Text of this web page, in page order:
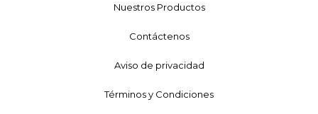
Nuestros Productos
Contáctenos
Aviso de privacidad
Términos y Condiciones